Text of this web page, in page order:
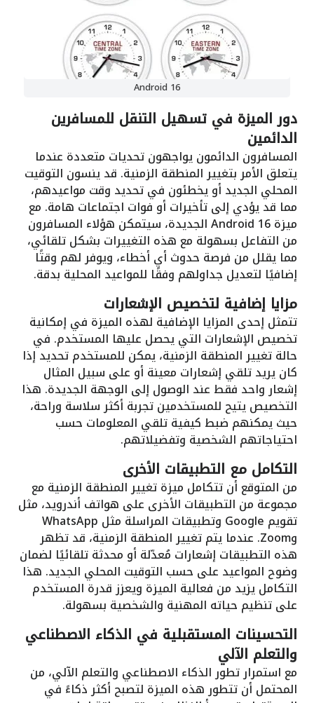
Android 16
دور الميزة في تسهيل التنقل للمسافرين
الدائمين
المسافرون الدائمون يواجهون تحديات متعددة عندما
يتعلق الأمر بتغيير المنطقة الزمنية. قد ينسون التوقيت
المحلي الجديد أو يخطئون في تحديد وقت مواعيدهم،
مما قد يؤدي إلى تأخيرات أو فوات اجتماعات هامة. مع
ميزة Android 16 الجديدة، سيتمكن هؤلاء المسافرون
من التفاعل بسهولة مع هذه التغييرات بشكل تلقائي،
مما يقلل من فرصة حدوث أي أخطاء، ويوفر لهم وقتًا
إضافيًا لتعديل جداولهم وفقًا للمواعيد المحلية بدقة.
مزايا إضافية لتخصيص الإشعارات
تتمثل إحدى المزايا الإضافية لهذه الميزة في إمكانية
تخصيص الإشعارات التي يحصل عليها المستخدم. في
حالة تغيير المنطقة الزمنية، يمكن للمستخدم تحديد إذا
كان يريد تلقي إشعارات معينة أو على سبيل المثال
إشعار واحد فقط عند الوصول إلى الوجهة الجديدة. هذا
التخصيص يتيح للمستخدمين تجربة أكثر سلاسة وراحة،
حيث يمكنهم ضبط كيفية تلقي المعلومات حسب
احتياجاتهم الشخصية وتفضيلاتهم.
التكامل مع التطبيقات الأخرى
من المتوقع أن تتكامل ميزة تغيير المنطقة الزمنية مع
مجموعة من التطبيقات الأخرى على هواتف أندرويد، مثل
تقويم Google وتطبيقات المراسلة مثل WhatsApp
وZoom. عندما يتم تغيير المنطقة الزمنية، قد تظهر
هذه التطبيقات إشعارات مُعدّلة أو محدثة تلقائيًا لضمان
وضوح المواعيد على حسب التوقيت المحلي الجديد. هذا
التكامل يزيد من فعالية الميزة ويعزز قدرة المستخدم
على تنظيم حياته المهنية والشخصية بسهولة.
التحسينات المستقبلية في الذكاء الاصطناعي
والتعلم الآلي
مع استمرار تطور الذكاء الاصطناعي والتعلم الآلي، من
المحتمل أن تتطور هذه الميزة لتصبح أكثر ذكاءً في